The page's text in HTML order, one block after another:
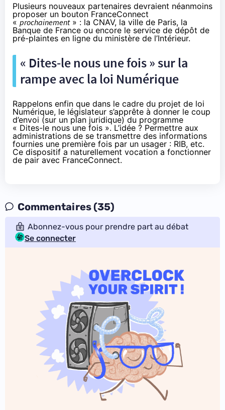
Plusieurs nouveaux partenaires devraient néanmoins
proposer un bouton FranceConnect
« prochainement» : la CNAV, la ville de Paris, la
Banque de France ou encore le service de dépôt de
pré-plaintes en ligne du ministère de l’Intérieur.
« Dites-le nous une fois » sur la
rampe avec la loi Numérique
Rappelons enfin que dans le cadre du projet de loi
Numérique, le législateur s’apprête à donner le coup
d’envoi (sur un plan juridique) du programme
« Dites-le nous une fois ». L’idée ? Permettre aux
administrations de se transmettre des informations
fournies une première fois par un usager : RIB, etc.
Ce dispositif a naturellement vocation a fonctionner
de pair avec FranceConnect.
Commentaires (35)
Abonnez-vous pour prendre part au débat
Se connecter